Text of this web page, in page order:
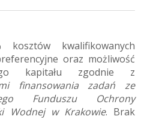
kwalifikowanych
oraz możliwość
kapitału zgodnie z
finansowania zadań ze
Funduszu Ochrony
Wodnej w Krakowie. Brak